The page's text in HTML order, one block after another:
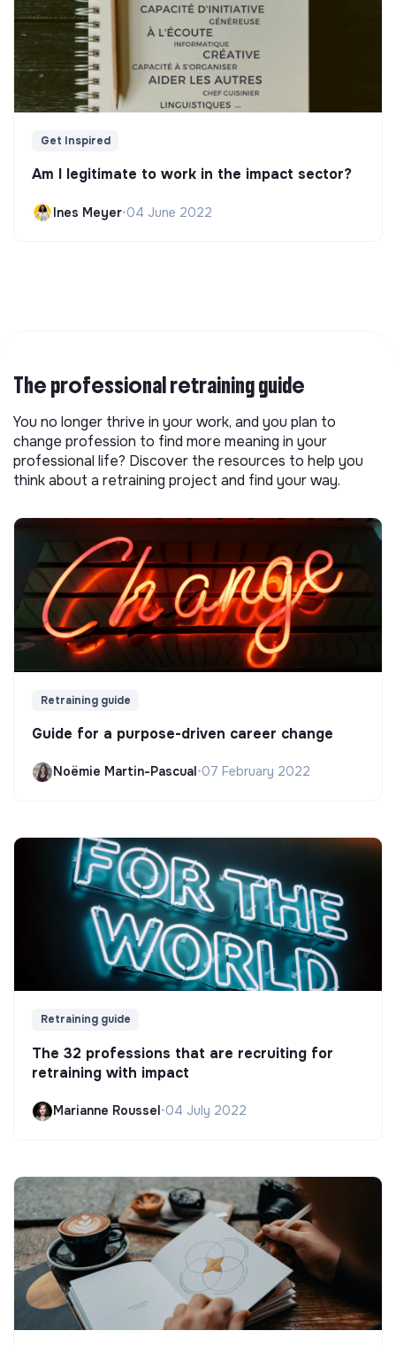
Get Inspired
Am I legitimate to work in the impact sector?
Ines Meyer•04 June 2022
The professional retraining guide
You no longer thrive in your work, and you plan to
change profession to find more meaning in your
professional life? Discover the resources to help you
think about a retraining project and find your way.
Retraining guide
Guide for a purpose-driven career change
Noëmie Martin-Pascual •07 February 2022
Retraining guide
The 32 professions that are recruiting for
retraining with impact
Marianne Roussel•04 July 2022